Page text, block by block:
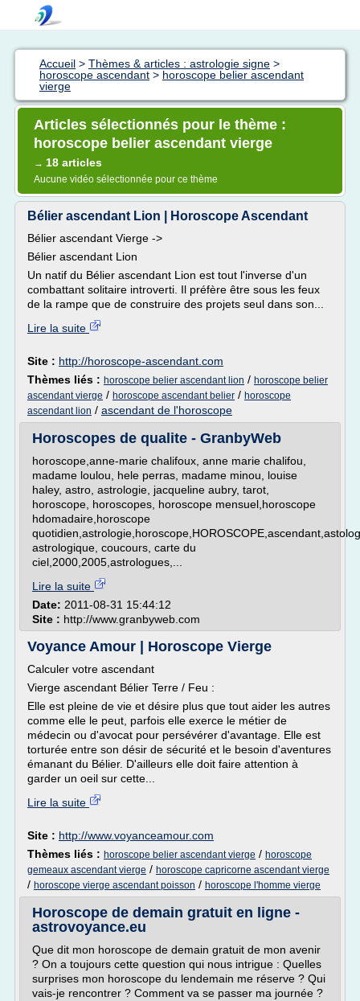
Accueil > Thèmes & articles : astrologie signe >
horoscope ascendant > horoscope belier ascendant
vierge
Articles sélectionnés pour le thème :
horoscope belier ascendant vierge
→ 18 articles
Aucune vidéo sélectionnée pour ce thème
Bélier ascendant Lion | Horoscope Ascendant
Bélier ascendant Vierge ->
Bélier ascendant Lion
Un natif du Bélier ascendant Lion est tout l'inverse d'un
combattant solitaire introverti. Il préfère être sous les feux
de la rampe que de construire des projets seul dans son...
Lire la suite
Site : http://horoscope-ascendant.com
Thèmes liés : horoscope belier ascendant lion / horoscope belier
ascendant vierge / horoscope ascendant belier / horoscope
ascendant lion / ascendant de l'horoscope
Horoscopes de qualite - GranbyWeb
horoscope,anne-marie chalifoux, anne marie chalifou,
madame loulou, hele perras, madame minou, louise
haley, astro, astrologie, jacqueline aubry, tarot,
horoscope, horoscopes, horoscope mensuel,horoscope
hdomadaire,horoscope
astrologique, coucours, carte du
ciel,2000,2005,astrologues,...
Lire la suite
Date: 2011-08-31 15:44:12
Site : http://www.granbyweb.com
Voyance Amour | Horoscope Vierge
Calculer votre ascendant
Vierge ascendant Bélier Terre / Feu :
Elle est pleine de vie et désire plus que tout aider les autres
comme elle le peut, parfois elle exerce le métier de
médecin ou d'avocat pour persévérer d'avantage. Elle est
torturée entre son désir de sécurité et le besoin d'aventures
émanant du Bélier. D'ailleurs elle doit faire attention à
garder un oeil sur cette...
Lire la suite
Site : http://www.voyanceamour.com
Thèmes liés : horoscope belier ascendant vierge / horoscope
gemeaux ascendant vierge / horoscope capricorne ascendant vierge
/ horoscope vierge ascendant poisson / horoscope l'homme vierge
Horoscope de demain gratuit en ligne -
astrovoyance.eu
Que dit mon horoscope de demain gratuit de mon avenir
? On a toujours cette question qui nous intrigue : Quelles
surprises mon horoscope du lendemain me réserve ? Qui
vais-je rencontrer ? Comment va se passer ma journée ?